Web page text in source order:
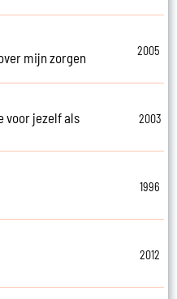
mijn zorgen
2005
voor jezelf als
2003
1996
2012